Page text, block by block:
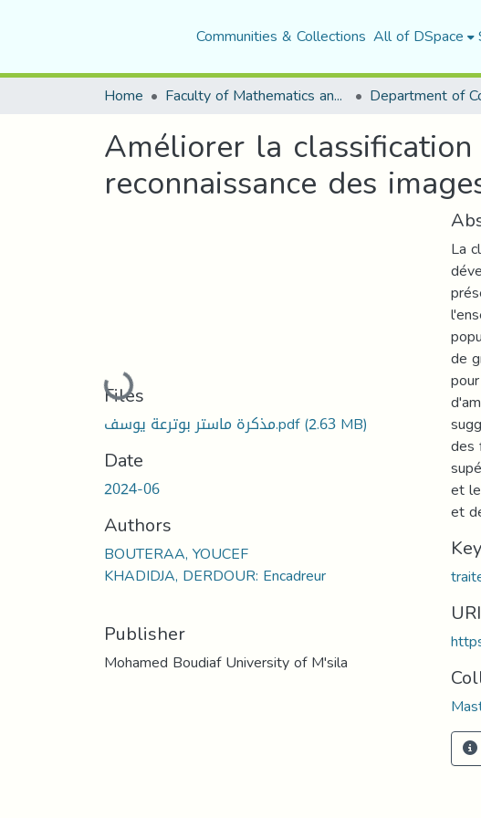
Communities & Collections All of DSpace
Home Faculty of Mathematics and Computer Science
Améliorer la
reconnaissance des
Loading...
Files
مذكرة ماستر بوترعة يوسف.pdf(2.63 MB)
Date
2024-06
Authors
BOUTERAA, YOUCEF
KHADIDJA, DERDOUR: Encadreur
Publisher
Mohamed Boudiaf University of M'sila
La
de
des
et
et
URI